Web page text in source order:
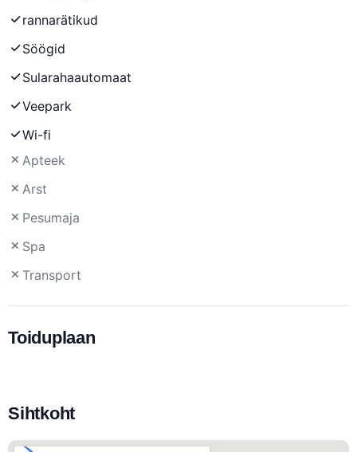
rannarätikud
Söögid
Sularahaautomaat
Veepark
Wi-fi
Apteek
Arst
Pesumaja
Spa
Transport
Toiduplaan
Sihtkoht